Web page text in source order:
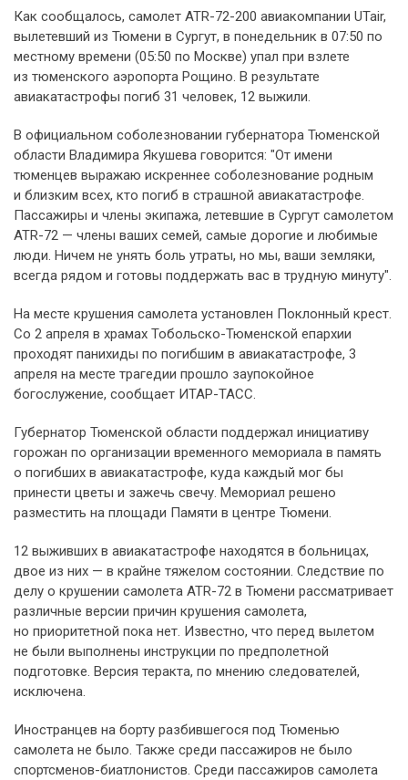
Как сообщалось, самолет ATR-72-200 авиакомпании UTair,
вылетевший из Тюмени в Сургут, в понедельник в 07:50 по
местному времени (05:50 по Москве) упал при взлете
из тюменского аэропорта Рощино. В результате
авиакатастрофы погиб 31 человек, 12 выжили.
В официальном соболезновании губернатора Тюменской
области Владимира Якушева говорится: "От имени
тюменцев выражаю искреннее соболезнование родным
и близким всех, кто погиб в страшной авиакатастрофе.
Пассажиры и члены экипажа, летевшие в Сургут самолетом
ATR-72 — члены ваших семей, самые дорогие и любимые
люди. Ничем не унять боль утраты, но мы, ваши земляки,
всегда рядом и готовы поддержать вас в трудную минуту".
На месте крушения самолета установлен Поклонный крест.
Со 2 апреля в храмах Тобольско-Тюменской епархии
проходят панихиды по погибшим в авиакатастрофе, 3
апреля на месте трагедии прошло заупокойное
богослужение, сообщает ИТАР-ТАСС.
Губернатор Тюменской области поддержал инициативу
горожан по организации временного мемориала в память
о погибших в авиакатастрофе, куда каждый мог бы
принести цветы и зажечь свечу. Мемориал решено
разместить на площади Памяти в центре Тюмени.
12 выживших в авиакатастрофе находятся в больницах,
двое из них — в крайне тяжелом состоянии. Следствие по
делу о крушении самолета ATR-72 в Тюмени рассматривает
различные версии причин крушения самолета,
но приоритетной пока нет. Известно, что перед вылетом
не были выполнены инструкции по предполетной
подготовке. Версия теракта, по мнению следователей,
исключена.
Иностранцев на борту разбившегося под Тюменью
самолета не было. Также среди пассажиров не было
спортсменов-биатлонистов. Среди пассажиров самолета